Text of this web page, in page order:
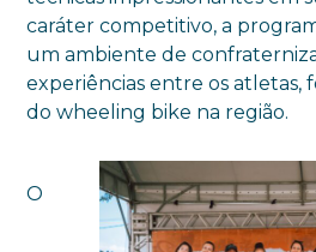
caráter competitivo, a
um ambiente de
experiências entre os atletas,
do wheeling bike na região.
O